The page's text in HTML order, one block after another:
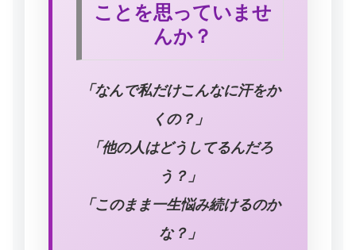
ことを思っていませ
んか？
「なんで私だけこんなに汗をか
くの？」
「他の人はどうしてるんだろ
う？」
「このまま一生悩み続けるのか
な？」